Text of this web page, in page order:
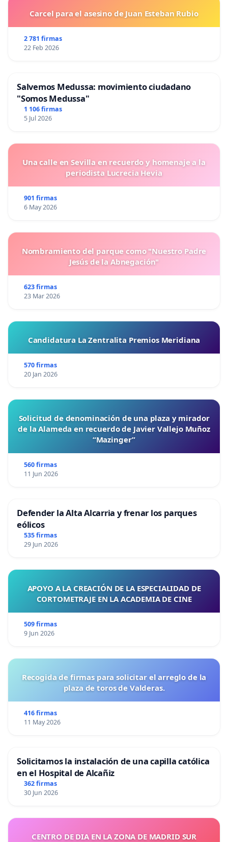
Carcel para el asesino de Juan Esteban Rubio
2 781 firmas
22 Feb 2026
Salvemos Medussa: movimiento ciudadano
"Somos Medussa"
1 106 firmas
5 Jul 2026
Una calle en Sevilla en recuerdo y homenaje a la
periodista Lucrecia Hevia
901 firmas
6 May 2026
Nombramiento del parque como "Nuestro Padre
Jesús de la Abnegación"
623 firmas
23 Mar 2026
Candidatura La Zentralita Premios Meridiana
570 firmas
20 Jan 2026
Solicitud de denominación de una plaza y mirador
de la Alameda en recuerdo de Javier Vallejo Muñoz
“Mazinger”
560 firmas
11 Jun 2026
Defender la Alta Alcarria y frenar los parques
eólicos
535 firmas
29 Jun 2026
APOYO A LA CREACIÓN DE LA ESPECIALIDAD DE
CORTOMETRAJE EN LA ACADEMIA DE CINE
509 firmas
9 Jun 2026
Recogida de firmas para solicitar el arreglo de la
plaza de toros de Valderas.
416 firmas
11 May 2026
Solicitamos la instalación de una capilla católica
en el Hospital de Alcañiz
362 firmas
30 Jun 2026
CENTRO DE DIA EN LA ZONA DE MADRID SUR